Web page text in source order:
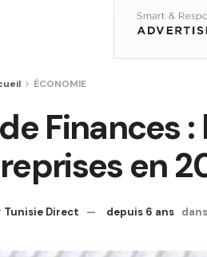
ÉCONOMIE
Finances
en
Tunisie Direct depuis 6 ans dans